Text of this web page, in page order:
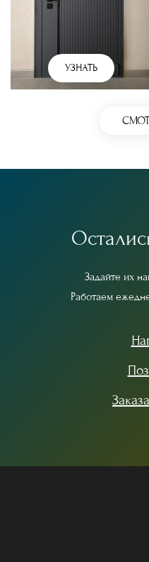
УЗНАТЬ
Осталис
Задайте их на
Работаем ежедн